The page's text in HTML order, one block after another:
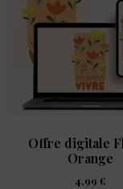
Offre digitale
Orange
4,99 €